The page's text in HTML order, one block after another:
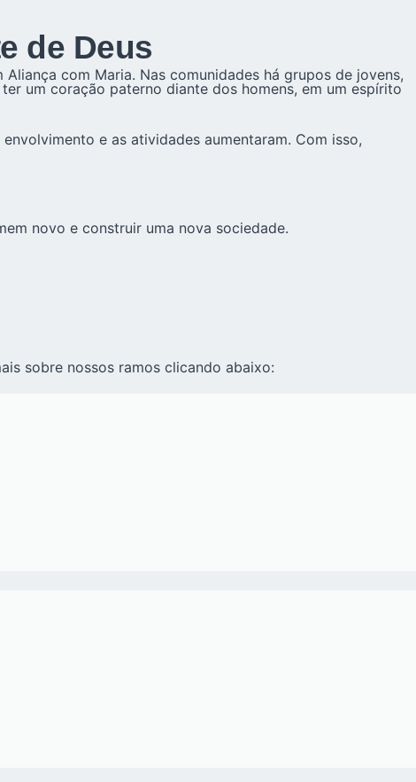
de Deus
com Maria. Nas comunidades há grupos de jovens,
um coração paterno diante dos homens, em um espírito
e as atividades aumentaram. Com isso,
novo e construir uma nova sociedade.
sobre nossos ramos clicando abaixo: